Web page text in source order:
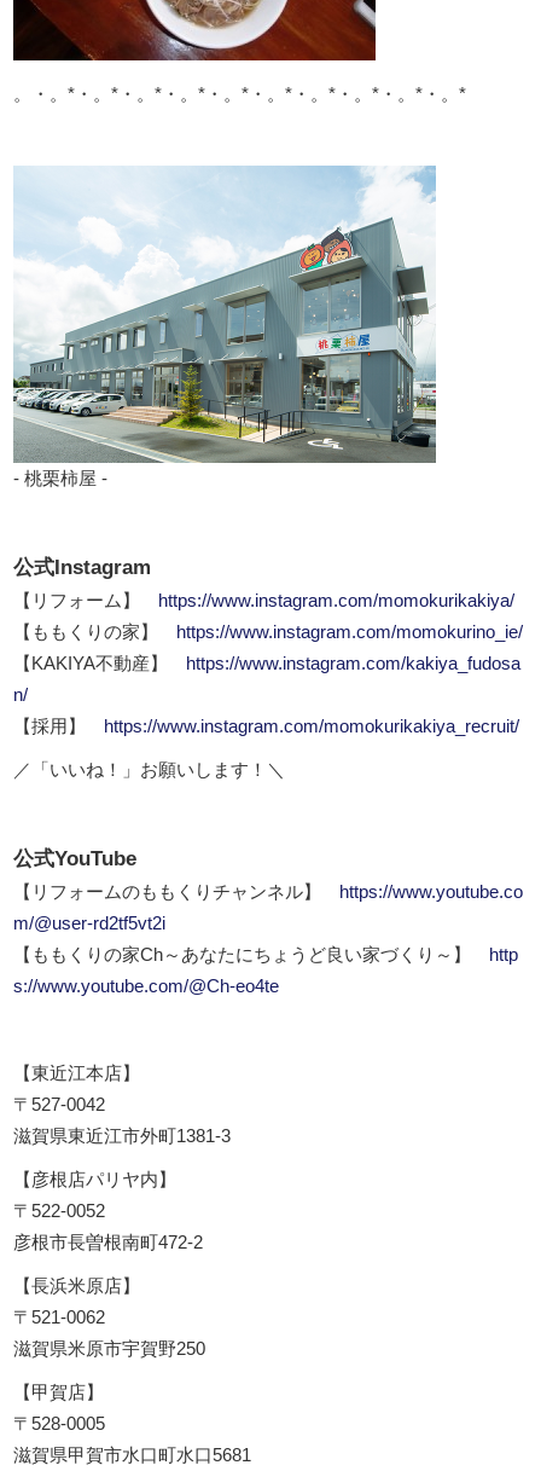
。・。*・。*・。*・。*・。*・。*・。*・。*・。*・。*
- 桃栗柿屋 -
公式Instagram
【リフォーム】
https://www.instagram.com/momokurikakiya/
【ももくりの家】
https://www.instagram.com/momokurino_ie/
【KAKIYA不動産】
https://www.instagram.com/kakiya_fudosa
n/
【採用】
https://www.instagram.com/momokurikakiya_recruit/
／「いいね！」お願いします！＼
公式YouTube
【リフォームのももくりチャンネル】
https://www.youtube.co
m/@user-rd2tf5vt2i
【ももくりの家Ch～あなたにちょうど良い家づくり～】
http
s://www.youtube.com/@Ch-eo4te
【東近江本店】
〒527-0042
滋賀県東近江市外町1381-3
【彦根店パリヤ内】
〒522-0052
彦根市長曽根南町472-2
【長浜米原店】
〒521-0062
滋賀県米原市宇賀野250
【甲賀店】
〒528-0005
滋賀県甲賀市水口町水口5681